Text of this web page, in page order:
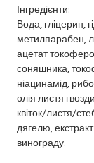
Інгредієнти:
Вода, гліцерин,
метилпарабен,
ацетат
соняшника,
ніацинамід,
олія листя
квіток/листя/
дягелю,
винограду.